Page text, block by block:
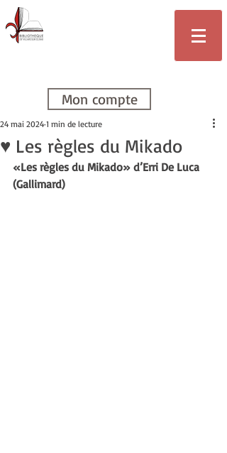
Mon compte
♥ Les règles du Mikado
24 mai 2024 1 min de lecture
«Les règles du Mikado» d’Erri De Luca
(Gallimard)